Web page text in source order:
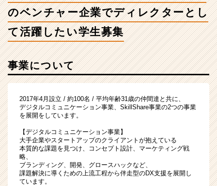
レ
ク
タ
ー
活
し
た
学
生
募
集
|
のベンチャー企業でディレクターとし
て活躍したい学生募集
事業について
2017年4月設立 / 約100名 / 平均年齢31歳の仲間達と共に、
デジタルコミュニケーション事業、SkillShare事業の2つの事業
を展開をしています。
【デジタルコミュニケーション事業】
大手企業やスタートアップのクライアントが抱えている
本質的な課題を見つけ、コンセプト設計、マーケティング戦
略、
ブランディング、開発、グロースハックなど、
課題解決に導くための上流工程から伴走型のDX支援を展開し
ています。